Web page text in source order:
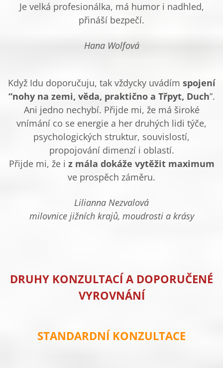
Je velká profesionálka, má humor i nadhled,
přináší bezpečí.
Hana Wolfová
Když Idu doporučuju, tak vždycky uvádím spojení
“nohy na zemi, věda, praktično a Třpyt, Duch”.
Ani jedno nechybí. Přijde mi, že má široké
vnímání co se energie a her druhých lidi týče,
psychologických struktur, souvislostí,
propojování dimenzí i oblastí.
Přijde mi, že i z mála dokáže vytěžit maximum
ve prospěch záměru.
Lilianna Nezvalová
milovnice jižních krajů, moudrosti a krásy
DRUHY KONZULTACÍ A DOPORUČENÉ
VYROVNÁNÍ
STANDARDNÍ KONZULTACE